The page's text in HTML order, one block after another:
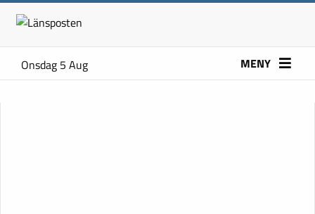
Onsdag 5 Aug MENY